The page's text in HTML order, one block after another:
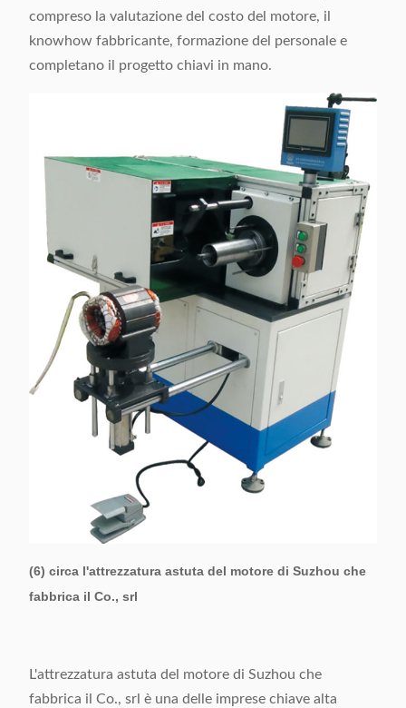
compreso la valutazione del costo del motore, il
knowhow fabbricante, formazione del personale e
completano il progetto chiavi in mano.
(6) circa l'attrezzatura astuta del motore di Suzhou che
fabbrica il Co., srl
L'attrezzatura astuta del motore di Suzhou che
fabbrica il Co., srl è una delle imprese chiave alta